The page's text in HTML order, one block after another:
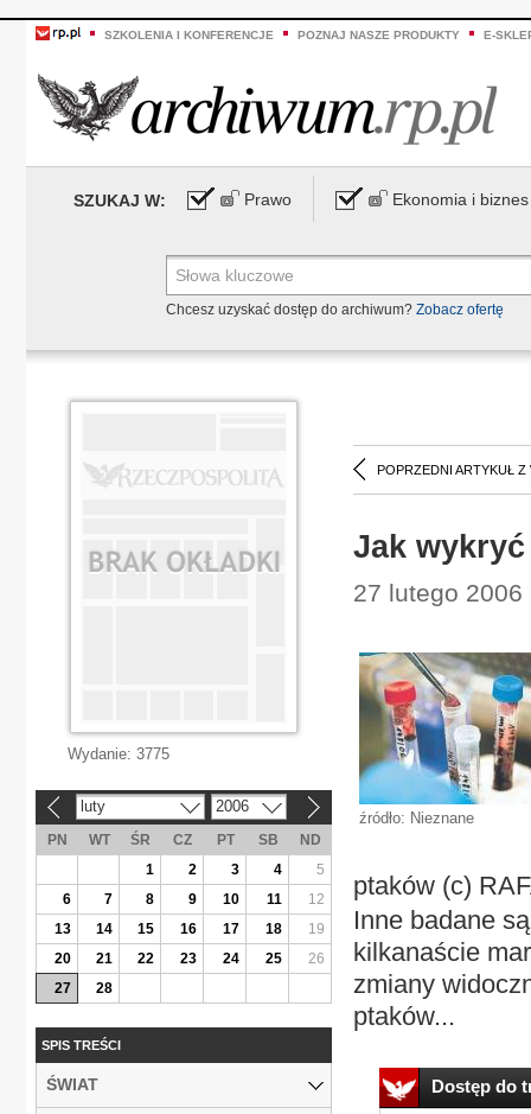
SZKOLENIA I KONFERENCJE POZNAJ NASZE PRODUKTY E-
SZUKAJ W: Prawo Ekonomia i biznes
Chcesz uzyskać dostęp do archiwum? Zobacz ofertę
POPRZEDNI ARTYKUŁ Z
Jak
27 lutego 2006
źródło: Nieznane
ptaków (c)
Inne badane
kilkanaście
zmiany
ptaków...
Dostęp do
Wydanie: 3775
luty 2006
PN WT ŚR CZ PT SB
ND
1
2 3 4
5
6
7 8 9 10 11
12
13
14 15 16 17 18
19
20
21 22 23 24 25
26
27
28
SPIS TREŚCI
ŚWIAT